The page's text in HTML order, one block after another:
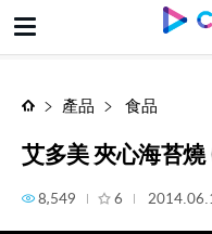
艾多美 夾心海苔燒 (2)
產品 食品
艾多美 夾心海苔
8,549 6